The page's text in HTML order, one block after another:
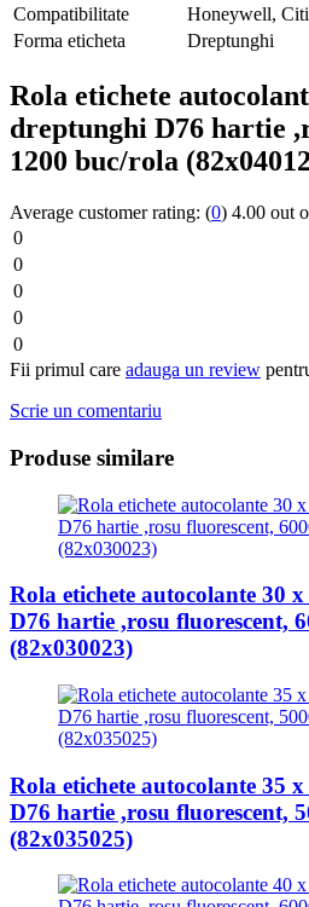
Compatibilitate
Honeywell,
Forma eticheta
Dreptunghi
Rola etichete
dreptunghi D76 hartie
1200 buc/rola
Average customer rating: (0) 4.00 out
0
0
0
0
0
Fii primul care adauga un review
Scrie un comentariu
Produse similare
Rola etichete autocolante 30
D76 hartie ,rosu fluorescent,
(82x030023)
Rola etichete autocolante 35
D76 hartie ,rosu fluorescent,
(82x035025)